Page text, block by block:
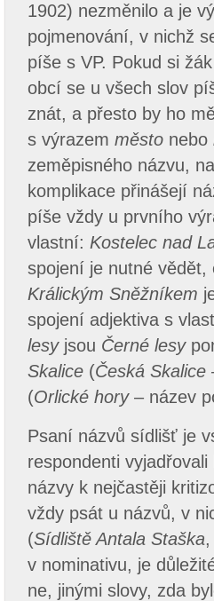
1902) nezměnilo a je
pojmenování, v nichž
píše s VP. Pokud si
obcí se u všech slov
znát, a přesto by ho
s výrazem město nebo
zeměpisného názvu,
komplikace přinášejí
píše vždy u prvního
vlastní: Kostelec nad
spojení je nutné vědět,
Králickým Sněžníkem
spojení adjektiva s
lesy jsou Černé lesy
Skalice (Česká Skalice
(Orlické hory – název
Psaní názvů sídlišť je
respondenti
názvy k nejčastěji
vždy psát u názvů, v
(Sídliště Antala Staška,
v nominativu, je
ne, jinými slovy, zda